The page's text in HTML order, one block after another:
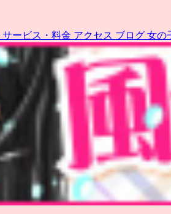
サービス・料金 アクセス ブログ 女の